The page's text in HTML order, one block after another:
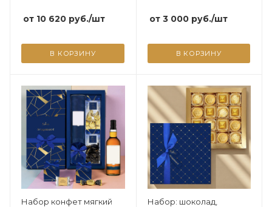
от 10 620 руб./шт
В КОРЗИНУ
от 3 000руб./шт
В КОРЗИНУ
Набор конфет мягкий
Набор: шоколад,